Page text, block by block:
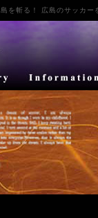
を斬る！ 広島のサッカ